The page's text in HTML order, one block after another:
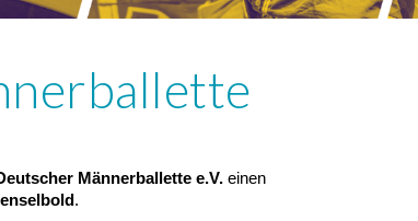
Männerballette e.V. einen
.